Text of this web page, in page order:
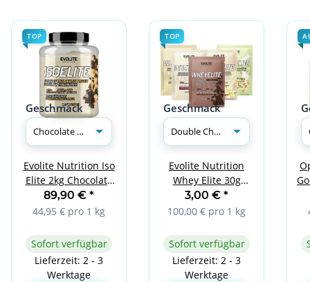
TOP
Geschmack
Evolite Nutrition Iso
Elite 2kg Chocolate
Peanut
89,90 € *
44,95 € pro 1 kg
Sofort verfügbar
Lieferzeit: 2 - 3
Werktage
TOP
Geschmack
Evolite Nutrition
Whey Elite 30g
Double Chocolate
3,00 € *
100,00 € pro 1 kg
Sofort verfügbar
Lieferzeit: 2 - 3
Werktage